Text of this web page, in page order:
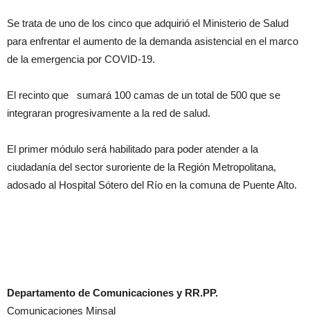
Se trata de uno de los cinco que adquirió el Ministerio de Salud
para enfrentar el aumento de la demanda asistencial en el marco
de la emergencia por COVID-19.
El recinto que sumará 100 camas de un total de 500 que se
integraran progresivamente a la red de salud.
El primer módulo será habilitado para poder atender a la
ciudadanía del sector suroriente de la Región Metropolitana,
adosado al Hospital Sótero del Río en la comuna de Puente Alto.
Departamento de Comunicaciones y RR.PP.
Comunicaciones Minsal